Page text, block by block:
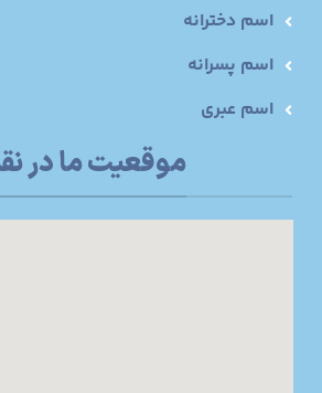
اسم دخترانه
اسم پسرانه
اسم عبری
موقعیت ما در